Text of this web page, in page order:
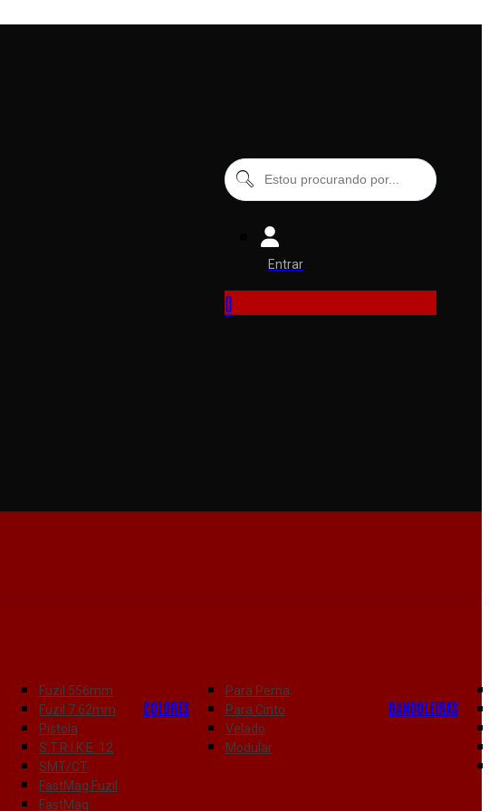
Entrar
0
Fuzil 556mm
Fuzil 7.62mm
Pistola
S.T.R.I.K.E. 12
SMT/CT
FastMag Fuzil
FastMag
COLDRES
Para Perna
Para Cinto
Velado
Modular
BANDOLEIRAS